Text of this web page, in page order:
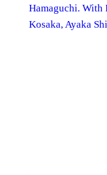
2024.
godine